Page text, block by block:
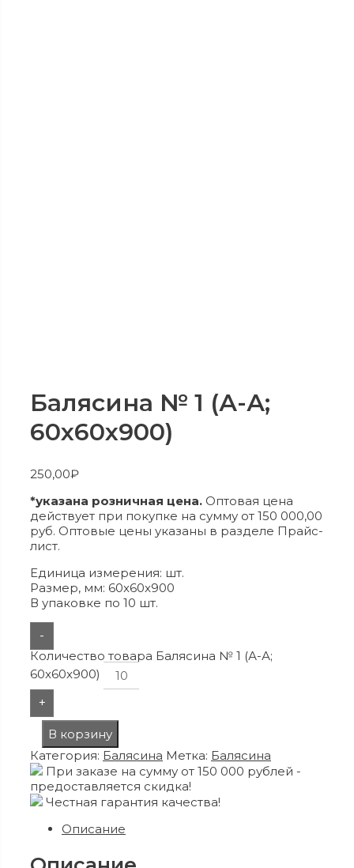
Балясина № 1 (А-А;
60x60x900)
250,00₽
*указана розничная цена. Оптовая цена
действует при покупке на сумму от 150 000,00
руб. Оптовые цены указаны в разделе Прайс-
лист.
Единица измерения: шт.
Размер, мм: 60x60x900
В упаковке по 10 шт.
-
Количество товара Балясина № 1 (А-А;
60x60x900)
+
В корзину
Категория: Балясина Метка: Балясина
При заказе на сумму от 150 000 рублей -
предоставляется скидка!
Честная гарантия качества!
Описание